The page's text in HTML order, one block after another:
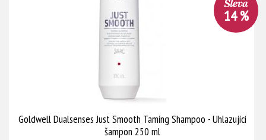
Goldwell Dualsenses Just Smooth Taming Shampoo - Uhlazující
šampon 250 ml
14 %